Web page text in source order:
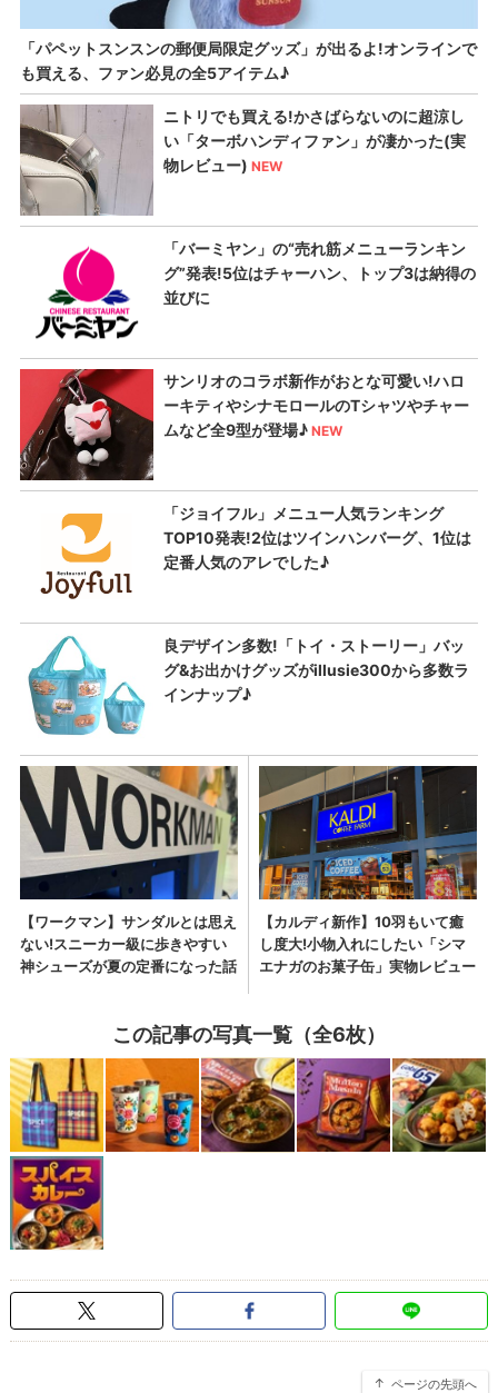
この記事の写真一覧（全6枚）
ページの先頭へ